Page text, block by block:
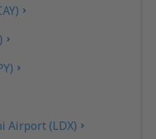
Airport (LDX)